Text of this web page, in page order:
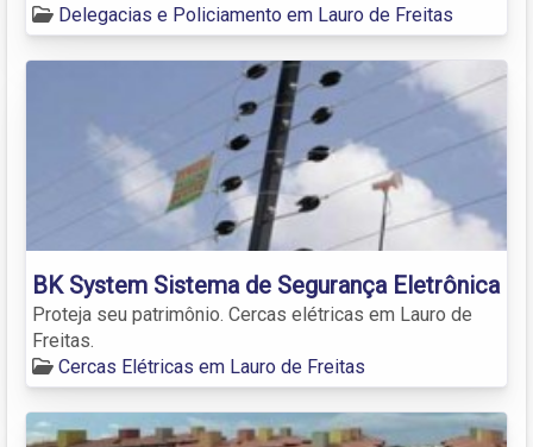
Delegacias e Policiamento em Lauro de Freitas
BK System Sistema de Segurança Eletrônica
Proteja seu patrimônio. Cercas elétricas em Lauro de
Freitas.
Cercas Elétricas em Lauro de Freitas